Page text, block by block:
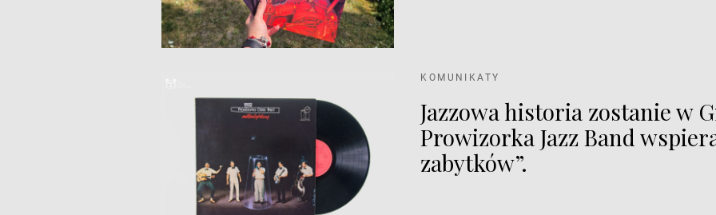
KOMUNIKATY
Jazzowa historia zostanie w
Prowizorka Jazz Band
zabytków”.